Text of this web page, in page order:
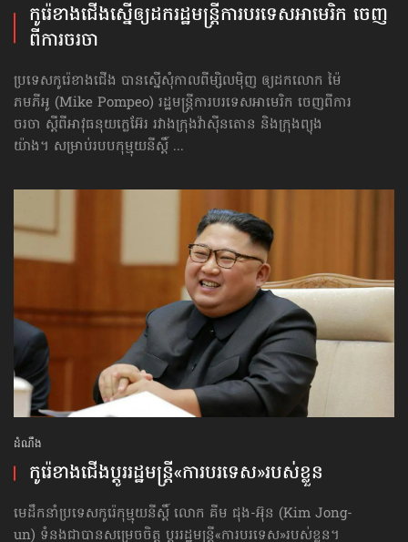
កូរ៉េខាងជើង​ស្នើឲ្យ​ដក​រដ្ឋមន្ត្រី​ការបរទេស​អាមេរិក ចេញ​
ពី​ការចរចា
ប្រទេសកូរ៉េខាងជើង បានស្នើសុំកាលពីម្សិលម៉ិញ ឲ្យដកលោក ម៉ៃ
ភមភីអូ (Mike Pompeo) រដ្ឋមន្ត្រីការបរទេស​អាមេរិក ចេញ​ពី​ការ
ចរចា ស្ដីពីអាវុធនុយក្លេអ៊ែរ រវាងក្រុងវ៉ាស៊ីនតោន និងក្រុងព្យុង
យ៉ាង។ សម្រាប់របបកុម្មុយនីស្ដិ៍ ...
ដំណឹង
កូរ៉េខាងជើង​ប្ដូរ​រដ្ឋមន្ត្រី​«ការបរទេស»​របស់​ខ្លួន
មេដឹកនាំប្រទេសកូរ៉េកុម្មុយនីស្ដិ៍ លោក គីម ជុង-អ៊ុន (Kim Jong-
un) ទំនងជាបានសម្រេចចិត្ត ប្ដូររដ្ឋមន្ត្រី«ការបរទេស»របស់ខ្លួន។